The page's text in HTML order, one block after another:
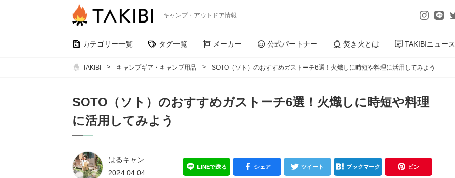
キャンプ・アウトドア情報
カテゴリー一覧 タグ一覧 メーカー 公式パートナー 焚き火とは TAKIBIニュース
TAKIBI キャンプギア・キャンプ用品 SOTO（ソト）のおすすめガストーチ6選！火熾しに時短や料理に活用してみよう
SOTO（ソト）のおすすめガストーチ6選！火熾しに時短や料理
に活用してみよう
はるキャン
2024.04.04
LINEで送る シェア ツイート ブックマーク ピン